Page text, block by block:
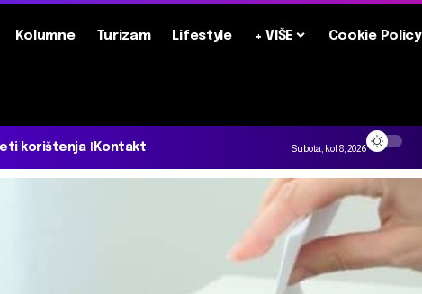
Kolumne Turizam Lifestyle + VIŠE Cookie Policy
korištenja Kontakt Subota, kol 8, 2026